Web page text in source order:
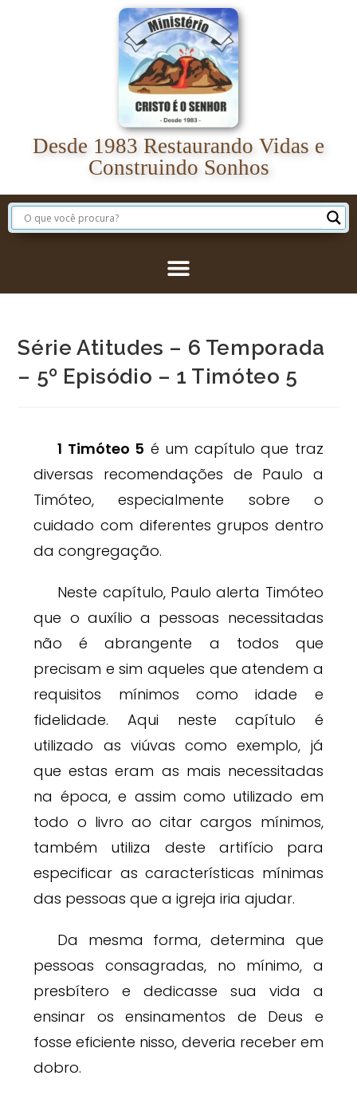
Desde 1983 Restaurando Vidas e
Construindo Sonhos
Série Atitudes – 6 Temporada
– 5º Episódio – 1 Timóteo 5
1 Timóteo 5 é um capítulo que traz
diversas recomendações de Paulo a
Timóteo, especialmente sobre o
cuidado com diferentes grupos dentro
da congregação.
Neste capítulo, Paulo alerta Timóteo
que o auxílio a pessoas necessitadas
não é abrangente a todos que
precisam e sim aqueles que atendem a
requisitos mínimos como idade e
fidelidade. Aqui neste capítulo é
utilizado as viúvas como exemplo, já
que estas eram as mais necessitadas
na época, e assim como utilizado em
todo o livro ao citar cargos mínimos,
também utiliza deste artifício para
especificar as características mínimas
das pessoas que a igreja iria ajudar.
Da mesma forma, determina que
pessoas consagradas, no mínimo, a
presbítero e dedicasse sua vida a
ensinar os ensinamentos de Deus e
fosse eficiente nisso, deveria receber em
dobro.